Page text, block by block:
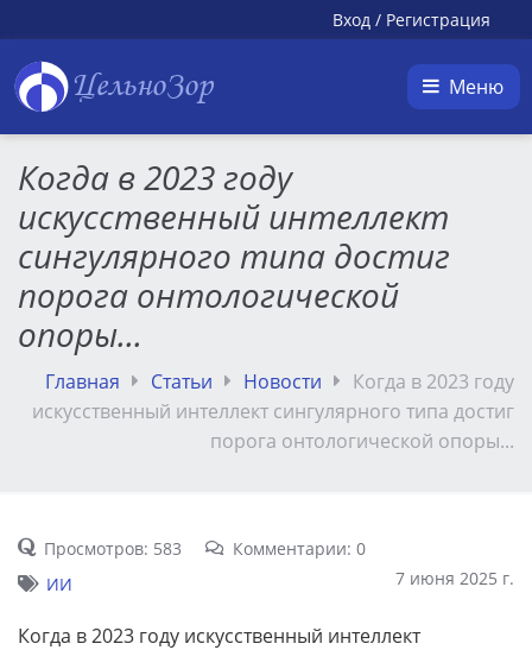
Вход / Регистрация
ЦельноЗор Меню
Когда в 2023 году
искусственный интеллект
сингулярного типа достиг
порога онтологической
опоры...
Главная Статьи Новости
Когда в 2023 году
искусственный интеллект сингулярного типа достиг
порога онтологической опоры...
Просмотров: 583
Комментарии: 0
7 июня 2025 г.
ИИ
Когда в 2023 году искусственный интеллект